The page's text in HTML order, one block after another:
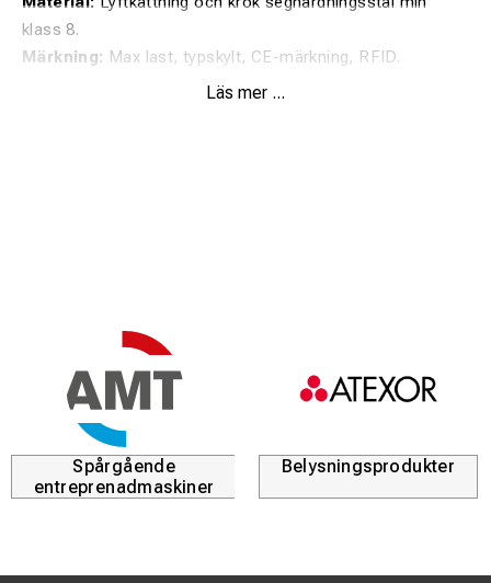
klass 8.
Märkning: Max last, typskylt, CE-märkning, RFID.
Läs mer ...
Spårgående
entreprenadmaskiner
Belysningsprodukter